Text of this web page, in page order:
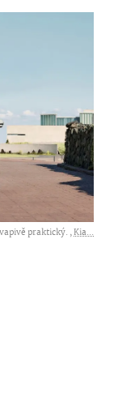
praktický. ,Kia...